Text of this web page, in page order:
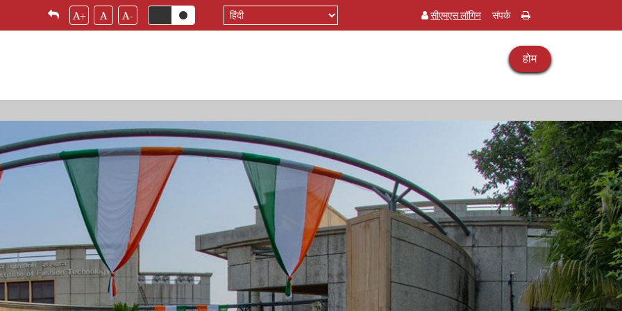
A+ A A-
Select
your
सीएमएस लॉगिन संपर्क
होम